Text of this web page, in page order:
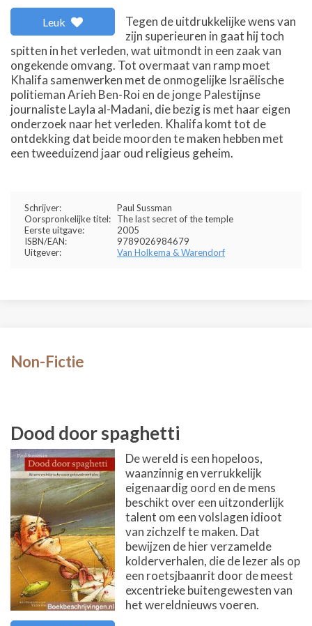
Leuk
Tegen de uitdrukkelijke wens van
zijn superieuren in gaat hij toch
spitten in het verleden, wat uitmondt in een zaak van
ongekende omvang. Tot overmaat van ramp moet
Khalifa samenwerken met de onmogelijke Israëlische
politieman Arieh Ben-Roi en de jonge Palestijnse
journaliste Layla al-Madani, die bezig is met haar eigen
onderzoek naar het verleden. Khalifa komt tot de
ontdekking dat beide moorden te maken hebben met
een tweeduizend jaar oud religieus geheim.
Schrijver:
Paul Sussman
Oorspronkelijke titel:
The last secret of the temple
Eerste uitgave:
2005
ISBN/EAN:
9789026984679
Uitgever:
Van Holkema & Warendorf
Non-Fictie
Dood door spaghetti
De wereld is een hopeloos,
waanzinnig en verrukkelijk
eigenaardig oord en de mens
beschikt over een uitzonderlijk
talent om een volslagen idioot
van zichzelf te maken. Dat
bewijzen de hier verzamelde
kolderverhalen, die de lezer als op
een roetsjbaanrit door de meest
excentrieke buitengewesten van
het wereldnieuws voeren.